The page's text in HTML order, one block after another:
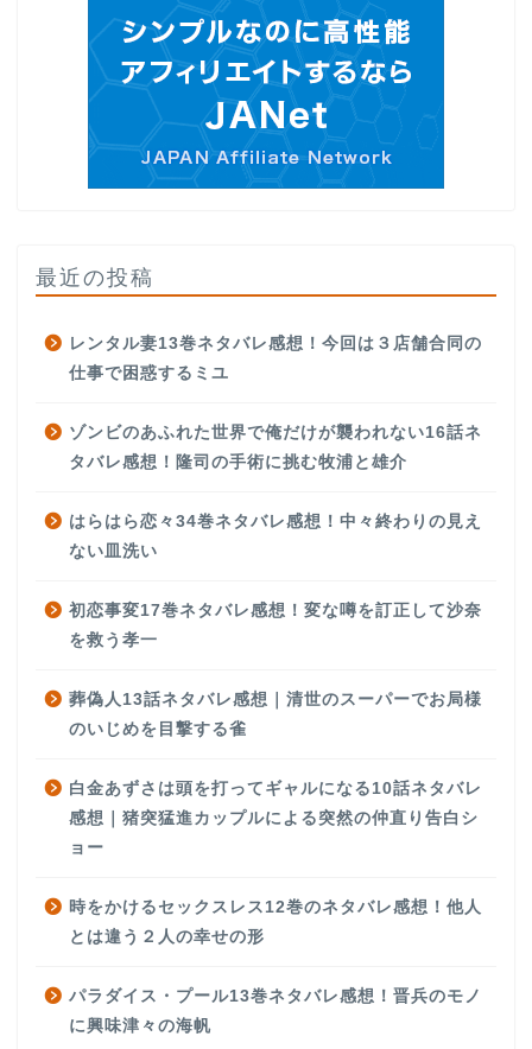
最近の投稿
レンタル妻13巻ネタバレ感想！今回は３店舗合同の
仕事で困惑するミユ
ゾンビのあふれた世界で俺だけが襲われない16話ネ
タバレ感想！隆司の手術に挑む牧浦と雄介
はらはら恋々34巻ネタバレ感想！中々終わりの見え
ない皿洗い
初恋事変17巻ネタバレ感想！変な噂を訂正して沙奈
を救う孝一
葬偽人13話ネタバレ感想｜清世のスーパーでお局様
のいじめを目撃する雀
白金あずさは頭を打ってギャルになる10話ネタバレ
感想｜猪突猛進カップルによる突然の仲直り告白シ
ョー
時をかけるセックスレス12巻のネタバレ感想！他人
とは違う２人の幸せの形
パラダイス・プール13巻ネタバレ感想！晋兵のモノ
に興味津々の海帆